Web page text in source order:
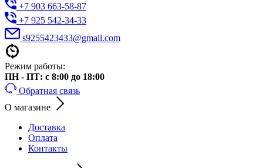
+7 903 663-58-87
+7 925 542-34-33
s9255423433@gmail.com
Режим работы:
ПН - ПТ: с 8:00 до 18:00
Обратная связь
О магазине
Доставка
Оплата
Контакты